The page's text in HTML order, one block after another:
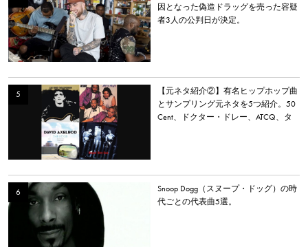
因となった偽造ドラッグを売った容疑
者3人の公判日が決定。
【元ネタ紹介②】有名ヒップホップ曲
とサンプリング元ネタを5つ紹介。50
Cent、ドクター・ドレー、ATCQ、タ
Snoop Dogg（スヌープ・ドッグ）の時
代ごとの代表曲5選。